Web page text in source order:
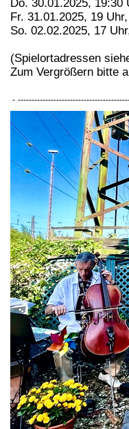
Do. 30.01.2025, 19:30
Fr. 31.01.2025, 19
So. 02.02.2025, 17
(Spielortadressen
Zum Vergrößern bitte
-